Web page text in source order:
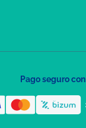
Pago seguro con